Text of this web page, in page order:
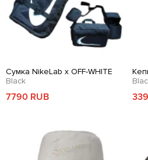
Сумка NikeLab x OFF-WHITE
Black
7790 RUB